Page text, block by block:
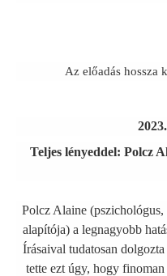
Az előadás hossza
Teljes lényeddel: Polcz
Polcz Alaine
alapítója) a legnagyobb
Írásaival tudatosan
tette ezt úgy, hogy